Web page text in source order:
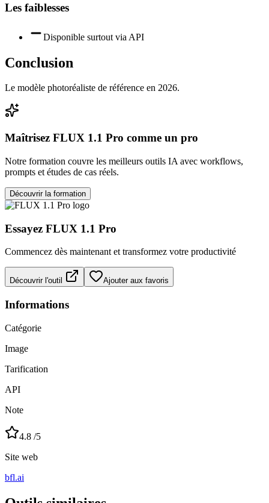
Les faiblesses
Disponible surtout via API
Conclusion
Le modèle photoréaliste de référence en 2026.
Maîtrisez FLUX 1.1 Pro comme un pro
Notre formation couvre les meilleurs outils IA avec workflows,
prompts et études de cas réels.
Découvrir la formation
Essayez FLUX 1.1 Pro
Commencez dès maintenant et transformez votre productivité
Découvrir l'outil Ajouter aux favoris
Informations
Catégorie
Image
Tarification
API
Note
4.8 /5
Site web
bfl.ai